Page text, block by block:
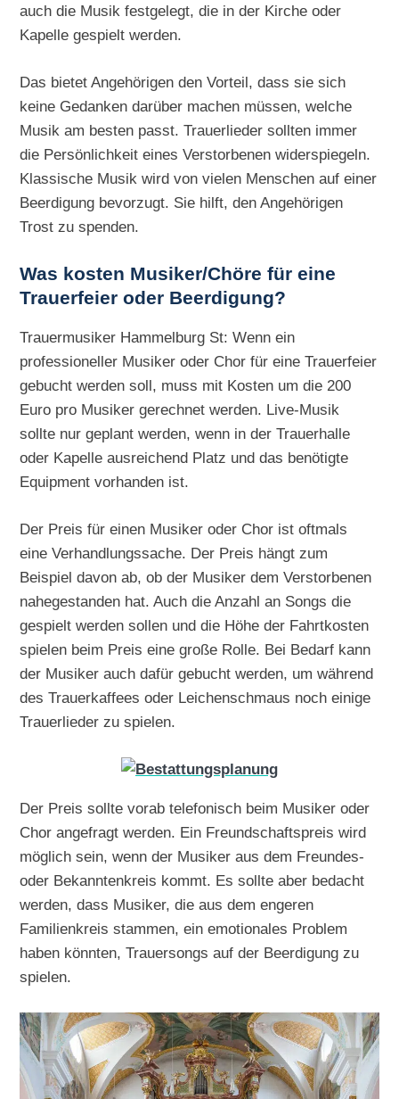
auch die Musik festgelegt, die in der Kirche oder
Kapelle gespielt werden.
Das bietet Angehörigen den Vorteil, dass sie sich
keine Gedanken darüber machen müssen, welche
Musik am besten passt. Trauerlieder sollten immer
die Persönlichkeit eines Verstorbenen widerspiegeln.
Klassische Musik wird von vielen Menschen auf einer
Beerdigung bevorzugt. Sie hilft, den Angehörigen
Trost zu spenden.
Was kosten Musiker/Chöre für eine
Trauerfeier oder Beerdigung?
Trauermusiker Hammelburg St: Wenn ein
professioneller Musiker oder Chor für eine Trauerfeier
gebucht werden soll, muss mit Kosten um die 200
Euro pro Musiker gerechnet werden. Live-Musik
sollte nur geplant werden, wenn in der Trauerhalle
oder Kapelle ausreichend Platz und das benötigte
Equipment vorhanden ist.
Der Preis für einen Musiker oder Chor ist oftmals
eine Verhandlungssache. Der Preis hängt zum
Beispiel davon ab, ob der Musiker dem Verstorbenen
nahegestanden hat. Auch die Anzahl an Songs die
gespielt werden sollen und die Höhe der Fahrtkosten
spielen beim Preis eine große Rolle. Bei Bedarf kann
der Musiker auch dafür gebucht werden, um während
des Trauerkaffees oder Leichenschmaus noch einige
Trauerlieder zu spielen.
Der Preis sollte vorab telefonisch beim Musiker oder
Chor angefragt werden. Ein Freundschaftspreis wird
möglich sein, wenn der Musiker aus dem Freundes-
oder Bekanntenkreis kommt. Es sollte aber bedacht
werden, dass Musiker, die aus dem engeren
Familienkreis stammen, ein emotionales Problem
haben könnten, Trauersongs auf der Beerdigung zu
spielen.